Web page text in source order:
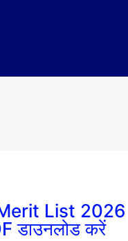
List 2026
डाउनलोड करें